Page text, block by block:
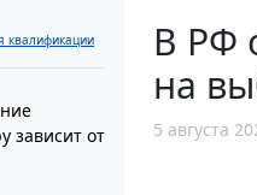
квалификации
зависит от
В РФ
на
5 августа